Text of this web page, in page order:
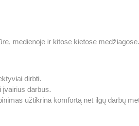
medienoje ir kitose kietose
dirbti.
įvairius darbus.
užtikrina komfortą net ilgų darbų